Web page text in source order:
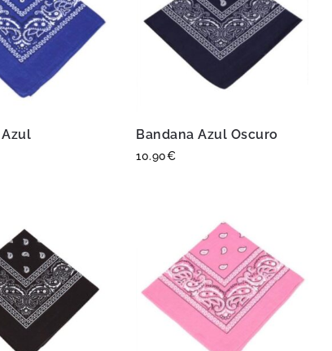
Azul Bandana Azul Oscuro
10.90€